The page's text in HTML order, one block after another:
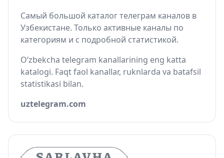
Самый большой каталог телеграм каналов в
Узбекистане. Только активные каналы по
категориям и с подробной статистикой.
O‘zbekcha telegram kanallarining eng katta
katalogi. Faqt faol kanallar, ruknlarda va batafsil
statistikasi bilan.
uztelegram.com